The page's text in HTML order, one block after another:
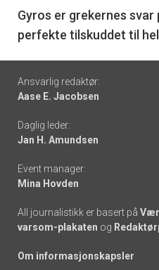
6
Gyros er grekernes
perfekte tilskuddet til
Footer
-
links
Ansvarlig redaktør:
Aase E. Jacobsen
Daglig leder:
Jan H. Amundsen
Event manager:
Mina Hovden
All journalistikk er basert på Vær
varsom-plakaten og
Om informasjonskapsler